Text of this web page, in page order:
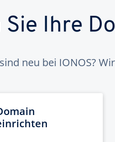
Sie Ihre
neu bei IONOS?